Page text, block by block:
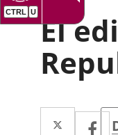
El
Twitter
Enlace